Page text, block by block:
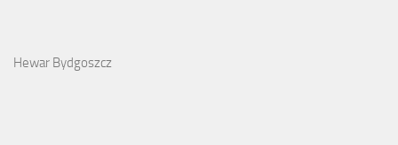
Hewar Bydgoszcz